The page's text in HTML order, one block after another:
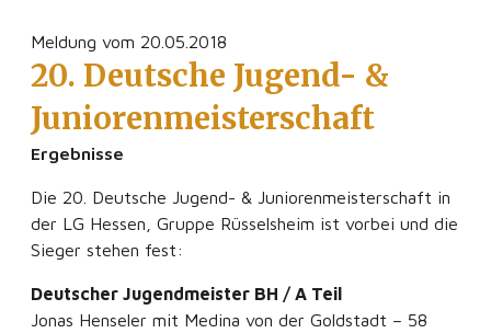
Meldung vom 20.05.2018
20. Deutsche Jugend- &
Juniorenmeisterschaft
Ergebnisse
Die 20. Deutsche Jugend- & Juniorenmeisterschaft in
der LG Hessen, Gruppe Rüsselsheim ist vorbei und die
Sieger stehen fest:
Deutscher Jugendmeister BH / A Teil
Jonas Henseler mit Medina von der Goldstadt – 58